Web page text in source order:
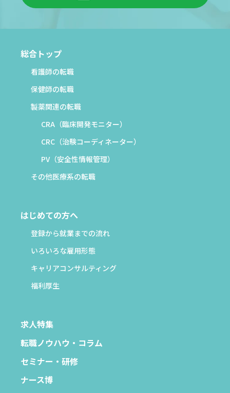
総合トップ
看護師の転職
保健師の転職
製薬関連の転職
CRA（臨床開発モニター）
CRC（治験コーディネーター）
PV（安全性情報管理）
その他医療系の転職
はじめての方へ
登録から就業までの流れ
いろいろな雇用形態
キャリアコンサルティング
福利厚生
求人特集
転職ノウハウ・コラム
セミナー・研修
ナース博